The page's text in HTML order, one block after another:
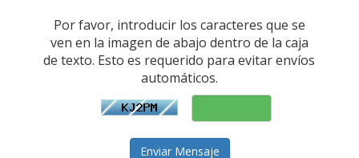
Por favor, introducir los caracteres que se
ven en la imagen de abajo dentro de la caja
de texto. Esto es requerido para evitar envíos
automáticos.
Enviar Mensaje